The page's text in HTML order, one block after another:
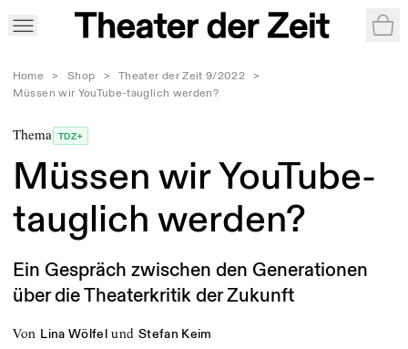
Home > Shop > Theater der Zeit 9/2022
>
Müssen wir YouTube-tauglich werden?
Thema TDZ+
Müssen wir YouTube-
tauglich werden?
Ein Gespräch zwischen den Generationen
über die Theaterkritik der Zukunft
von Lina Wölfel und Stefan Keim